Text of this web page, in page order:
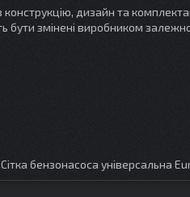
дизайн та
змінені виробником
бензонасоса універсальна